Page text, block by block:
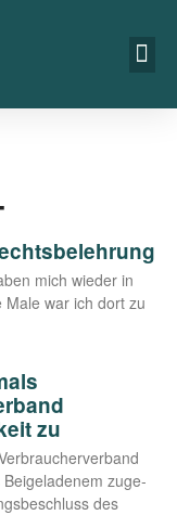
mich wie­der in
war ich dort zu
zu
Bei­gela­de­nem zuge­
des